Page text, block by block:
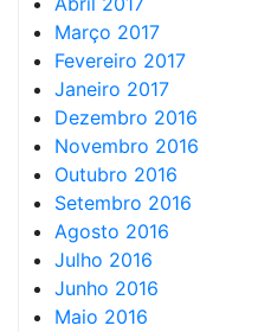
Março 2017
Fevereiro 2017
Janeiro 2017
Dezembro 2016
Novembro 2016
Outubro 2016
Setembro 2016
Agosto 2016
Julho 2016
Junho 2016
Maio 2016